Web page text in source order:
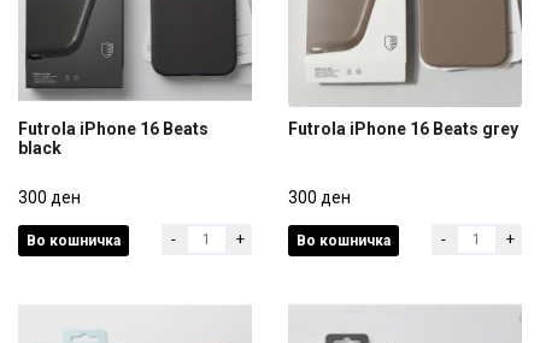
black
300 ден
Futrola iPhone 16 Beats
black
300 ден
Во кошничка - + 300 ден
Futrola iPhone 16 Beats grey
300 ден
Во кошничка - +